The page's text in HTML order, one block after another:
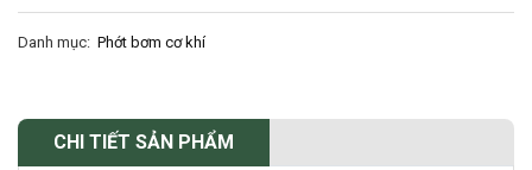
Danh mục: Phớt bơm cơ khí
CHI TIẾT SẢN PHẨM